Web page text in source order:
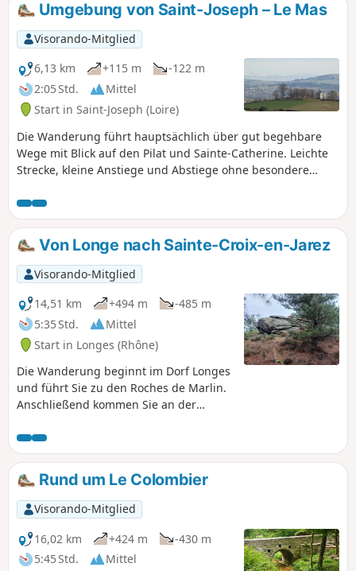
Umgebung von Saint-Joseph – Le Mas
Visorando-Mitglied
6,13 km
+115 m
-122 m
2:05 Std.
Mittel
Start in Saint-Joseph (Loire)
Die Wanderung führt hauptsächlich über gut begehbare
Wege mit Blick auf den Pilat und Sainte-Catherine. Leichte
Strecke, kleine Anstiege und Abstiege ohne besondere
nicht befestigten Wege schnell matschig.
Von Longe nach Sainte-Croix-en-Jarez
Visorando-Mitglied
14,51 km
+494 m
-485 m
5:35 Std.
Mittel
Start in Longes (Rhône)
Die Wanderung beginnt im Dorf Longes
und führt Sie zu den Roches de Marlin.
Anschließend kommen Sie an der
Jarez vorbei. Entlang der Strecke bieten
sich Ihnen schöne Ausblicke auf die
Region Lyon, die Monts du Lyonnais,
das Gier-Tal sowie das Rhonetal. Bei
schönem Wetter können Sie sogar die
Alpen sehen.
Rund um Le Colombier
Visorando-Mitglied
16,02 km
+424 m
-430 m
5:45 Std.
Mittel